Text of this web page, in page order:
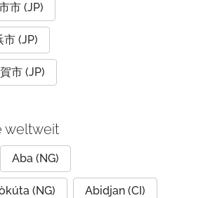
市 (JP)
(JP)
市 (JP)
weltweit
Aba (NG)
(NG) Abidjan (CI)